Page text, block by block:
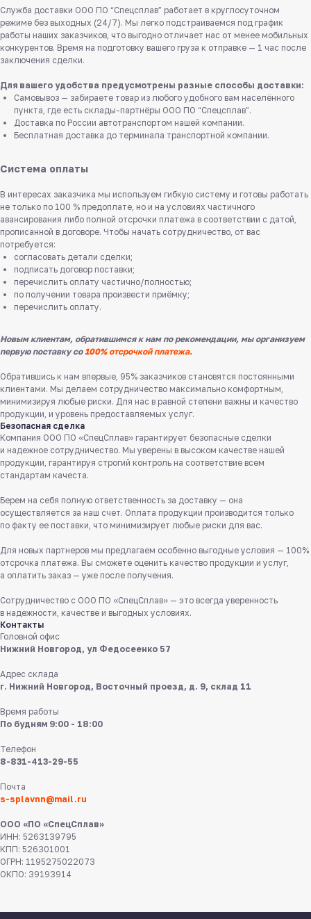
Служба доставки ООО ПО “Спецсплав” работает в круглосуточном
режиме без выходных (24/7). Мы легко подстраиваемся под график
работы наших заказчиков, что выгодно отличает нас от менее мобильных
конкурентов. Время на подготовку вашего груза к отправке — 1 час после
заключения сделки.
Для вашего удобства предусмотрены разные способы доставки:
Самовывоз — забираете товар из любого удобного вам населённого
пункта, где есть склады-партнёры ООО ПО “Спецсплав”.
Доставка по России автотранспортом нашей компании.
Бесплатная доставка до терминала транспортной компании.
Система оплаты
В интересах заказчика мы используем гибкую систему и готовы работать
не только по 100 % предоплате, но и на условиях частичного
авансирования либо полной отсрочки платежа в соответствии с датой,
прописанной в договоре. Чтобы начать сотрудничество, от вас
потребуется:
согласовать детали сделки;
подписать договор поставки;
перечислить оплату частично/полностью;
по получении товара произвести приёмку;
перечислить оплату.
Новым клиентам, обратившимся к нам по рекомендации, мы организуем
первую поставку со100% отсрочкой платежа.
Обратившись к нам впервые, 95% заказчиков становятся постоянными
клиентами. Мы делаем сотрудничество максимально комфортным,
минимизируя любые риски. Для нас в равной степени важны и качество
продукции, и уровень предоставляемых услуг.
Безопасная сделка
Компания ООО ПО «СпецСплав» гарантирует безопасные сделки
и надежное сотрудничество. Мы уверены в высоком качестве нашей
продукции, гарантируя строгий контроль на соответствие всем
стандартам качеста.
Берем на себя полную ответственность за доставку — она
осуществляется за наш счет. Оплата продукции производится только
по факту ее поставки, что минимизирует любые риски для вас.
Для новых партнеров мы предлагаем особенно выгодные условия — 100%
отсрочка платежа. Вы сможете оценить качество продукции и услуг,
а оплатить заказ — уже после получения.
Сотрудничество с ООО ПО «СпецСплав» — это всегда уверенность
в надежности, качестве и выгодных условиях.
Контакты
Головной офис
Нижний Новгород, ул Федосеенко 57
Адрес склада
г. Нижний Новгород, Восточный проезд, д. 9, склад 11
Время работы
По будням 9:00 - 18:00
Телефон
8-831-413-29-55
Почта
s-splavnn@mail.ru
ООО «ПО «СпецСплав»
ИНН: 5263139795
КПП: 526301001
ОГРН: 1195275022073
ОКПО: 39193914
Служба поддержки клиентов
Работаем ежедневно с 8:00 до 18:00
Пишите нам
в мессенджерах
8 831 413 29 55
Бесплатно по России
Нижний Новгород,
ул Федосеенко, 57
s-splavnn@mail.ru
8 831 413 29 55
Калькуляторы
Доставка